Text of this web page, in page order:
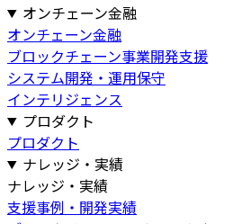
オンチェーン金融
オンチェーン金融
ブロックチェーン事業開発支援
システム開発・運用保守
インテリジェンス
プロダクト
プロダクト
ナレッジ・実績
ナレッジ・実績
支援事例・開発実績